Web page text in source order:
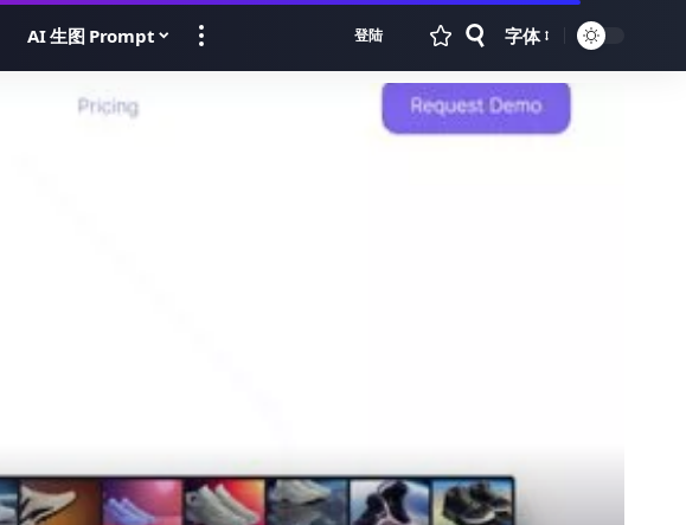
AI 生图 Prompt 登陆
Font
Resizer
字体